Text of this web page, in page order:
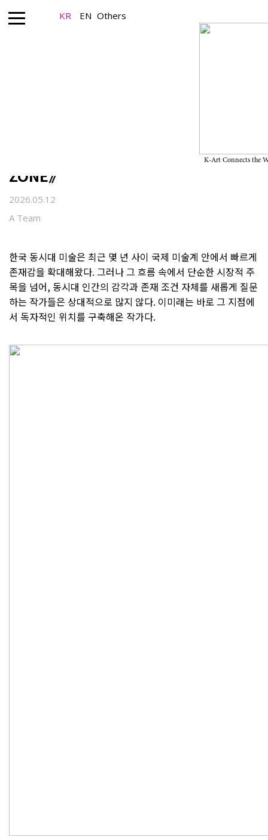
KR EN Others
K-Art Connects the
개인전《THE (PSYCHO)SOMATIC
ZONE》
2026.05.12
A Team
한국 동시대 미술은 최근 몇 년 사이 국제 미술계 안에서 빠르게
존재감을 확대해왔다. 그러나 그 흐름 속에서 단순한 시장적 주
목을 넘어, 동시대 인간의 감각과 존재 조건 자체를 새롭게 질문
하는 작가들은 상대적으로 많지 않다. 이미래는 바로 그 지점에
서 독자적인 위치를 구축해온 작가다.